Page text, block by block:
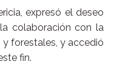
expresó el deseo
colaboración con la
forestales, y accedió
fin.